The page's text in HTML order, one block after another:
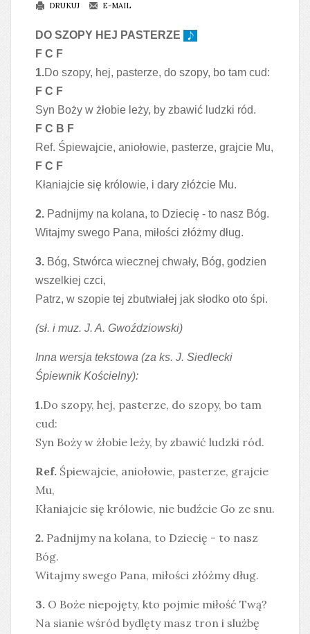
DRUKUJ E-MAIL
DO SZOPY HEJ PASTERZE
F C F
1.Do szopy, hej, pasterze, do szopy, bo tam cud:
F C F
Syn Boży w żłobie leży, by zbawić ludzki ród.
F C B F
Ref. Śpiewajcie, aniołowie, pasterze, grajcie Mu,
F C F
Kłaniajcie się królowie, i dary złóżcie Mu.
2. Padnijmy na kolana, to Dziecię - to nasz Bóg.
Witajmy swego Pana, miłości złóżmy dług.
3. Bóg, Stwórca wiecznej chwały, Bóg, godzien
wszelkiej czci,
Patrz, w szopie tej zbutwiałej jak słodko oto śpi.
(sł. i muz. J. A. Gwoździowski)
Inna wersja tekstowa (za ks. J. Siedlecki
Śpiewnik Kościelny):
1.Do szopy, hej, pasterze, do szopy, bo tam
cud:
Syn Boży w żłobie leży, by zbawić ludzki ród.
Ref. Śpiewajcie, aniołowie, pasterze, grajcie
Mu,
Kłaniajcie się królowie, nie budźcie Go ze snu.
2. Padnijmy na kolana, to Dziecię - to nasz
Bóg.
Witajmy swego Pana, miłości złóżmy dług.
3. O Boże niepojęty, kto pojmie miłość Twą?
Na sianie wśród bydlęty masz tron i slużbę